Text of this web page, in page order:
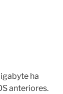
ha
anteriores.